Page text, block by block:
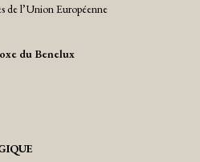
de l’Union Européenne
du Benelux